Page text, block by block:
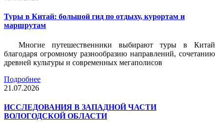
Туры в Китай: большой гид по отдыху, курортам и
маршрутам
Многие путешественники выбирают туры в Китай
благодаря огромному разнообразию направлений, сочетанию
древней культуры и современных мегаполисов
Подробнее
21.07.2026
ИССЛЕДОВАНИЯ В ЗАПАДНОЙ ЧАСТИ
ВОЛОГОДСКОЙ ОБЛАСТИ